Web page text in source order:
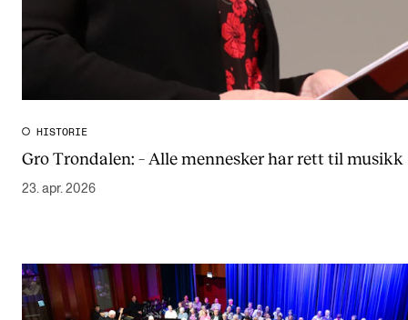
HISTORIE
Gro Trondalen: – Alle mennesker har rett til musikk
23. apr. 2026